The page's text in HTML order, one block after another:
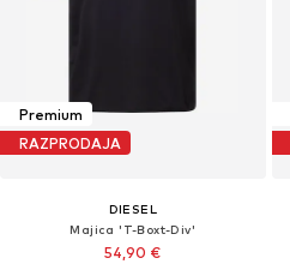
Premium
RAZPRODAJA
DIESEL
Majica 'T-Boxt-Div'
54,90 €